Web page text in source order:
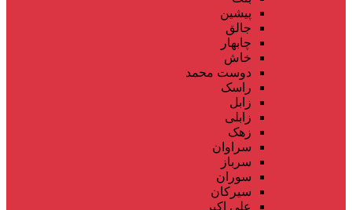
پیشین
جالق
چابهار
خاش
دوست محمد
راسک
زابل
زابلی
زهک
سراوان
سرباز
سوران
سیرکان
علی اکبر